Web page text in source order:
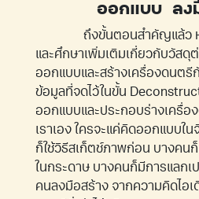
ออกแบบ ลง
ถึงขั้นตอนสำคัญแล้ว
และศึกษาเพิ่มเติมเกี่ยวกับวัสดุ
ออกแบบและสร้างเครื่องดนตรี
ข้อมูลที่จดไว้ในขั้น
ออกแบบและประกอบร่างเครื่
เราเอง ใครจะแค่คิดออกแบบใ
ก็ใช้วิธีสเก็ตช์ภาพก่อน บางคน
ในกระดาษ บางคนก็มีการแลก
คนลงมือสร้าง จากความคิดไอเ